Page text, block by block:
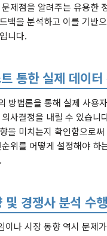
제점을 알려주는 유용한
백을 분석하고 이를 기반
니다.
통한 실제 데이터
방법론을 통해 실제 사용
사결정을 내릴 수 있습니
을 미치는지 확인함으로
위를 어떻게 설정해야 하
및 경쟁사 분석 수
이나 시장 동향 역시 문제